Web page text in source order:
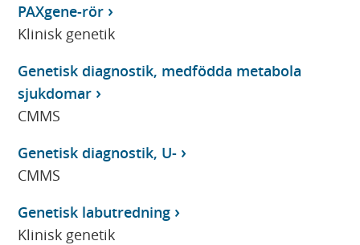
PAXgene-rör
Klinisk genetik
Genetisk diagnostik, medfödda metabola
sjukdomar
CMMS
Genetisk diagnostik, U-
CMMS
Genetisk labutredning
Klinisk genetik